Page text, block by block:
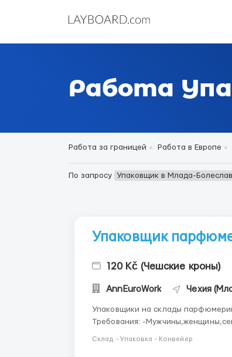
Работа
Работа за границей Работа в Европе
По запросу Упаковщик в Млада-
Упаковщик
120 Kč (Чешские кроны)
AnnEuroWork Чехия
Упаковщики на склады
Требования: -Мужчины,женщины,семейные пары. -Старание и аккуратность. График работы:
Склад - Упаковка - Конвейер